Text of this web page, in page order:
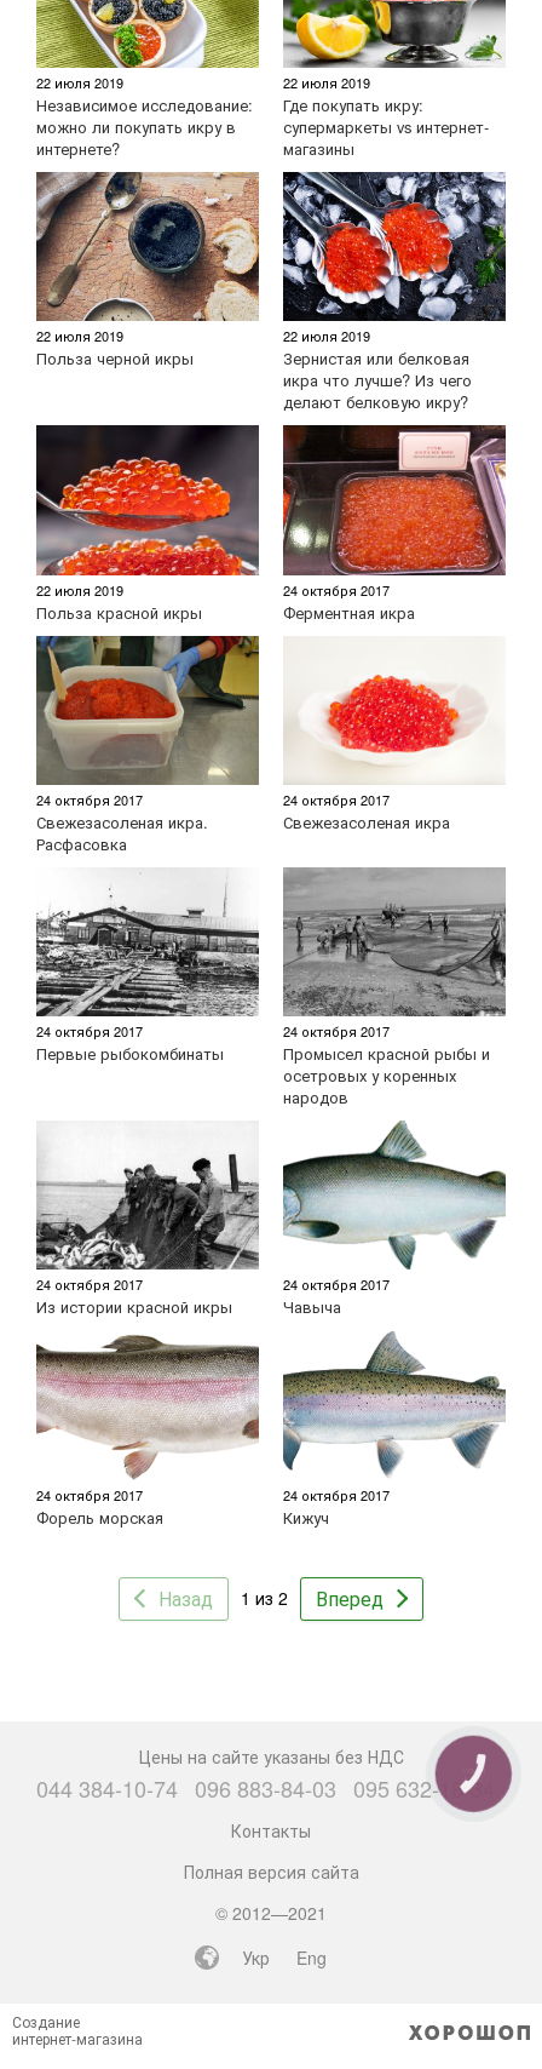
22 июля 2019
Независимое исследование:
можно ли покупать икру в
интернете?
22 июля 2019
Где покупать икру:
супермаркеты vs интернет-
магазины
22 июля 2019
Польза черной икры
22 июля 2019
Зернистая или белковая
икра что лучше? Из чего
делают белковую икру?
22 июля 2019
Польза красной икры
24 октября 2017
Ферментная икра
24 октября 2017
Свежезасоленая икра.
Расфасовка
24 октября 2017
Свежезасоленая икра
24 октября 2017
Первые рыбокомбинаты
24 октября 2017
Промысел красной рыбы и
осетровых у коренных
народов
24 октября 2017
Из истории красной икры
24 октября 2017
Чавыча
24 октября 2017
Форель морская
24 октября 2017
Кижуч
Назад 1 из 2 Вперед
Цены на сайте указаны без НДС
044 384-10-74 096 883-84-03 095 632-18-34
Контакты
Полная версия сайта
© 2012—2021
Укр
Eng
Создание
интернет-магазина
КНОПКА
СВЯЗИ